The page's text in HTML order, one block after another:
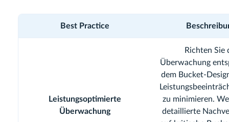
Best Practice
Leistungsoptimierte
Überwachung
Richten Sie
Überwachung
dem Bucket-
zu minimieren.
detaillierte